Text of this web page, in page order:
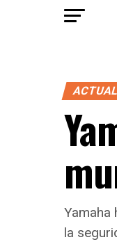
Yamaha
la